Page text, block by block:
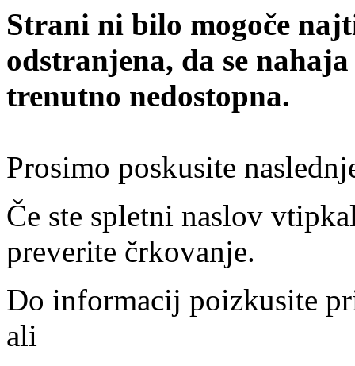
Strani ni bilo mogoče
odstranjena, da se
trenutno nedostopna.
Prosimo poskusite
Če ste spletni naslov
preverite črkovanje.
Do informacij poizkusite
ali